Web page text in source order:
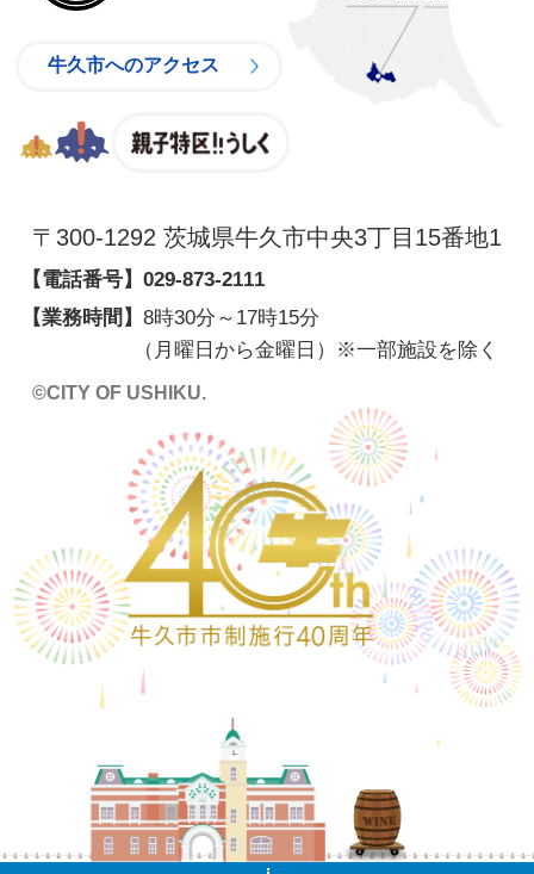
牛久市へのアクセス
〒300-1292 茨城県牛久市中央3丁目15番地1
【電話番号】 029-873-2111
【業務時間】 8時30分～17時15分
（月曜日から金曜日）※一部施設を除く
©CITY OF USHIKU.